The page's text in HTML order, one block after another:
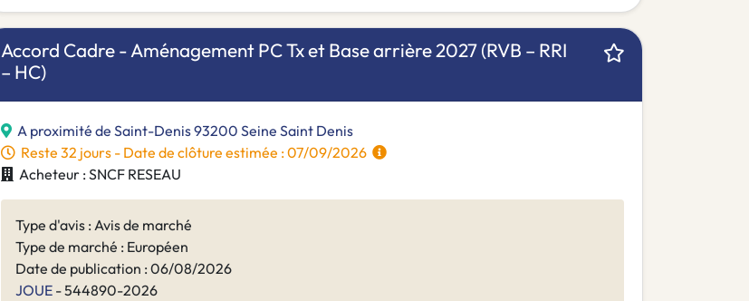
Accord Cadre - Aménagement PC Tx et Base arrière 2027 (RVB – RRI
– HC)
A proximité de Saint-Denis 93200 Seine Saint Denis
Reste 32 jours - Date de clôture estimée : 07/09/2026
Acheteur : SNCF RESEAU
Type d'avis : Avis de marché
Type de marché : Européen
Date de publication : 06/08/2026
JOUE - 544890-2026